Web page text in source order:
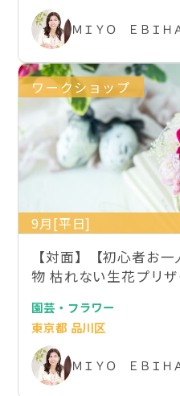
ＭＩＹＯ ＥＢＩＨ
ワークショップ
9月[平日]
【対面】【初心者お
物 枯れない生花プリ
園芸・フラワー
東京都 品川区
ＭＩＹＯ ＥＢＩＨ